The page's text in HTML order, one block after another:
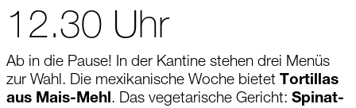
12.30 Uhr
Ab in die Pause! In der Kantine stehen drei Menüs
zur Wahl. Die mexikanische Woche bietet Tortillas
aus Mais-Mehl . Das vegetarische Gericht: Spinat-